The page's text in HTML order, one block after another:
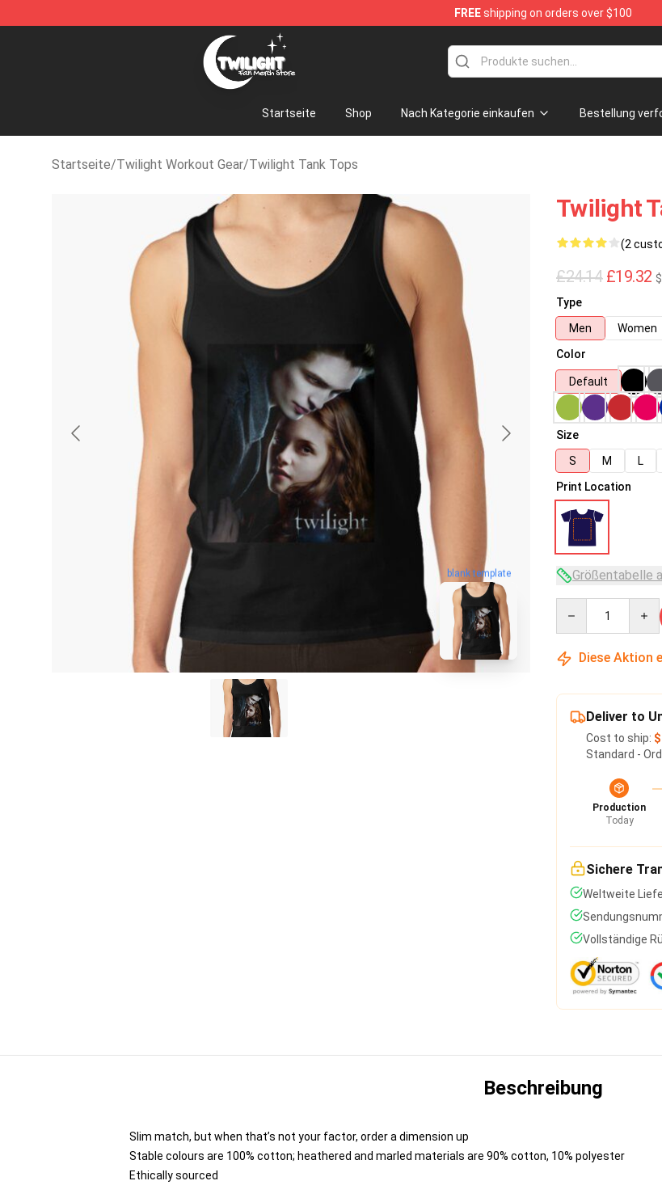
FREEshipping on orders over $100
Twilight Store - Official Twilight Merchandise Shop
Startseite Shop Nach Kategorie einkaufen Bestellung
Startseite/Twilight Workout Gear/Twilight Tank Tops
blank template
Twilight
(2
£24.14 £19.32
Type
Men
Women
Color
Default
Size
S
M L
Print Location
Größentabelle
Diese Aktion
Deliver to
Cost to ship:
Standard -
Production
Today
Sichere
Weltweite
Vollständige
Beschreibung
Slim match, but when that’s not your factor, order a dimension up
Stable colours are 100% cotton; heathered and marled materials are 90% cotton, 10% polyester
Ethically sourced